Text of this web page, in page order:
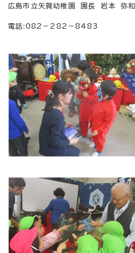
広島市立矢賀幼稚園 園長 岩本 弥和
電話:082－282－8483